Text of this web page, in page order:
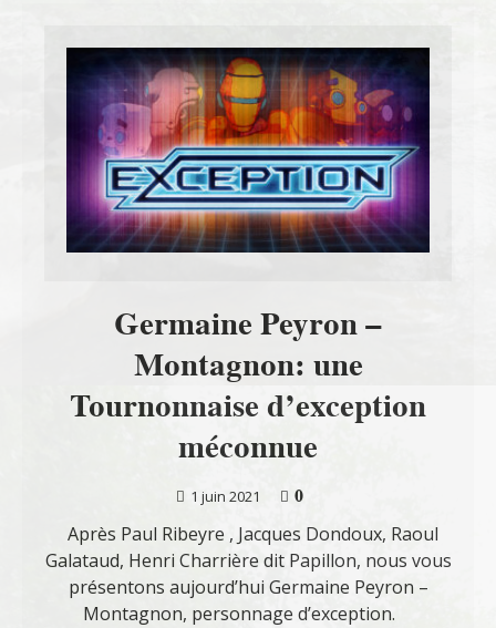
Germaine Peyron –
Montagnon: une
Tournonnaise d’exception
méconnue
1 juin 2021
0
Après Paul Ribeyre , Jacques Dondoux, Raoul
Galataud, Henri Charrière dit Papillon, nous vous
présentons aujourd’hui Germaine Peyron –
Montagnon, personnage d’exception.